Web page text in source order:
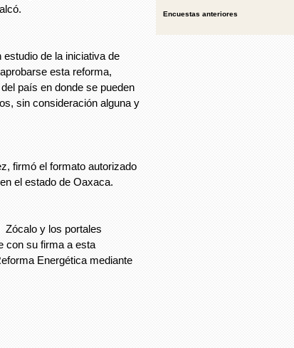
de la iniciativa de
esta reforma,
país en donde se pueden
sin consideración alguna y
firmó el formato autorizado
el estado de Oaxaca.
Zócalo y los portales
con su firma a esta
Energética mediante
Encuestas anteriores